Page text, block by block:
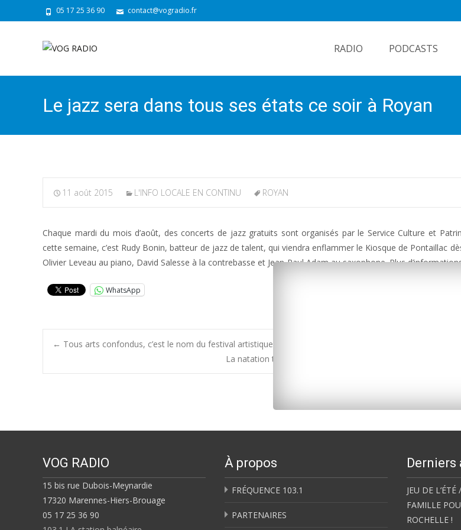
05 17 25 36 90 contact@vogradio.fr
RADIO PODCASTS
Le jazz sera dans tous ses états ce soir à Royan
11 août 2015 L'INFO LOCALE EN CONTINU ROYAN
Chaque mardi du mois d’août, des concerts de jazz gratuits sont organisés par le Service Culture et
cette semaine, c’est Rudy Bonin, batteur de jazz de talent, qui viendra enflammer le Kiosque de Pontaillac
Olivier Leveau au piano, David Salesse à la contrebasse et Jean-Paul Adam au saxophone. Plus
WhatsApp
Post
← Tous arts confondus, c’est le nom du festival artistique qui a lieu le 15 août dans le jardin public de
La natation tient une place importante en Charente-
VOG RADIO
15 bis rue Dubois-Meynardie
17320 Marennes-Hiers-Brouage
05 17 25 36 90
À propos
FRÉQUENCE 103.1
PARTENAIRES
JEU DE
FAMILLE
ROCHELLE !